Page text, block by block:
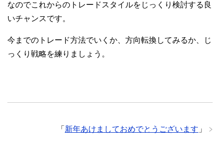
なのでこれからのトレードスタイルをじっくり検討する良
いチャンスです。
今までのトレード方法でいくか、方向転換してみるか、じ
っくり戦略を練りましょう。
「 新年あけましておめでとうございます 」